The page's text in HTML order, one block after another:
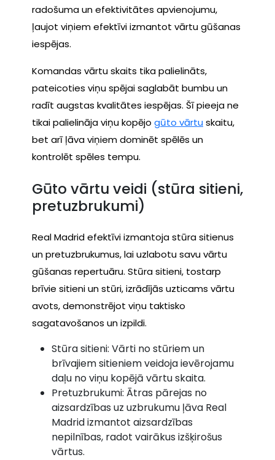
radošuma un efektivitātes apvienojumu,
ļaujot viņiem efektīvi izmantot vārtu gūšanas
iespējas.
Komandas vārtu skaits tika palielināts,
pateicoties viņu spējai saglabāt bumbu un
radīt augstas kvalitātes iespējas. Šī pieeja ne
tikai palielināja viņu kopējo gūto vārtu skaitu,
bet arī ļāva viņiem dominēt spēlēs un
kontrolēt spēles tempu.
Gūto vārtu veidi (stūra sitieni,
pretuzbrukumi)
Real Madrid efektīvi izmantoja stūra sitienus
un pretuzbrukumus, lai uzlabotu savu vārtu
gūšanas repertuāru. Stūra sitieni, tostarp
brīvie sitieni un stūri, izrādījās uzticams vārtu
avots, demonstrējot viņu taktisko
sagatavošanos un izpildi.
Stūra sitieni: Vārti no stūriem un
brīvajiem sitieniem veidoja ievērojamu
daļu no viņu kopējā vārtu skaita.
Pretuzbrukumi: Ātras pārejas no
aizsardzības uz uzbrukumu ļāva Real
Madrid izmantot aizsardzības
nepilnības, radot vairākus izšķirošus
vārtus.